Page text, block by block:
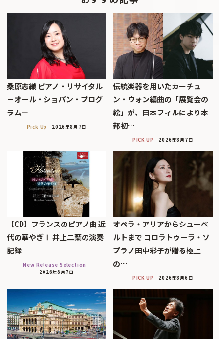
桑原志織 ピアノ・リサイタル
－オール・ショパン・プログ
ラム－
Pick Up 2026年8月7日
伝統楽器を用いたカーチュ
ン・ウォン編曲の「展覧会の
絵」が、日本フィルにより本
邦初…
PICK UP 2026年8月7日
【CD】フランスのピアノ曲 近
代の華やぎⅠ 井上二葉の演奏
記録
New Release Selection
2026年8月7日
オペラ・アリアからシューベ
ルトまで コロラトゥーラ・ソ
プラノ田中彩子が贈る極上
の…
PICK UP 2026年8月6日